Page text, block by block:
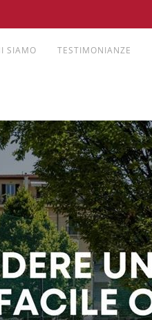
SIAMO TESTIMONIANZE